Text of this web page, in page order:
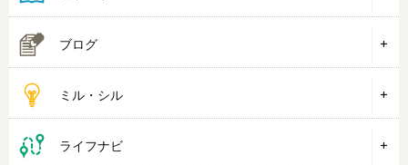
ブログ
ミル・シル
ライフナビ